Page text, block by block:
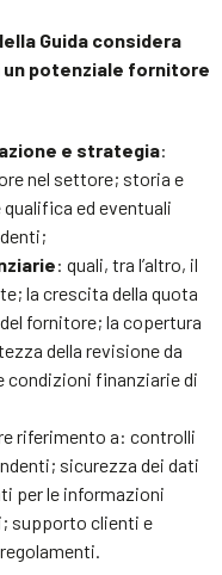
Guida considera
un potenziale fornitore
e strategia:
nel settore; storia e
ed eventuali
: quali, tra l’altro, il
la crescita della quota
fornitore; la copertura
della revisione da
condizioni finanziarie di
riferimento a: controlli
sicurezza dei dati
per le informazioni
supporto clienti e